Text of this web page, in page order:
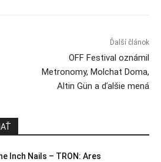
Ďalší článok
OFF Festival oznámil
Metronomy, Molchat Doma,
Altin Gün a ďalšie mená
Inch Nails – TRON: Ares